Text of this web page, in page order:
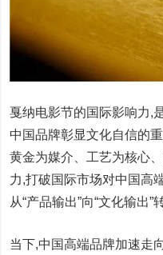
戛纳电影节的国际影响力,
中国品牌彰显文化自信的
黄金为媒介、工艺为核心
力,打破国际市场对中国高
从“产品输出”向“文化输出”
当下,中国高端品牌加速走